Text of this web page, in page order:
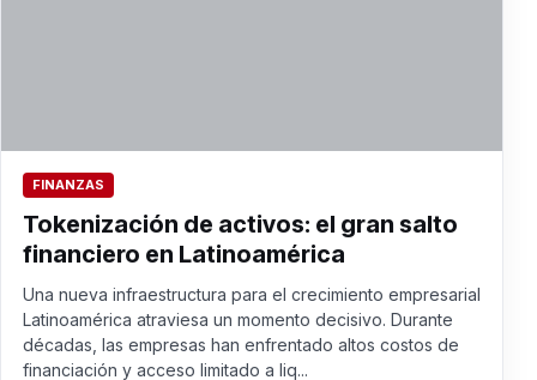
FINANZAS
Tokenización de activos: el gran salto
financiero en Latinoamérica
Una nueva infraestructura para el crecimiento empresarial
Latinoamérica atraviesa un momento decisivo. Durante
décadas, las empresas han enfrentado altos costos de
financiación y acceso limitado a liq...